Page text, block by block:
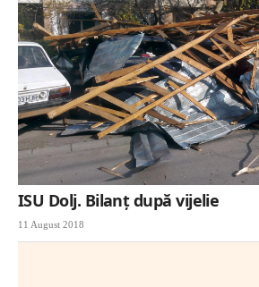
ISU Dolj. Bilanț după vijelie
11 August 2018